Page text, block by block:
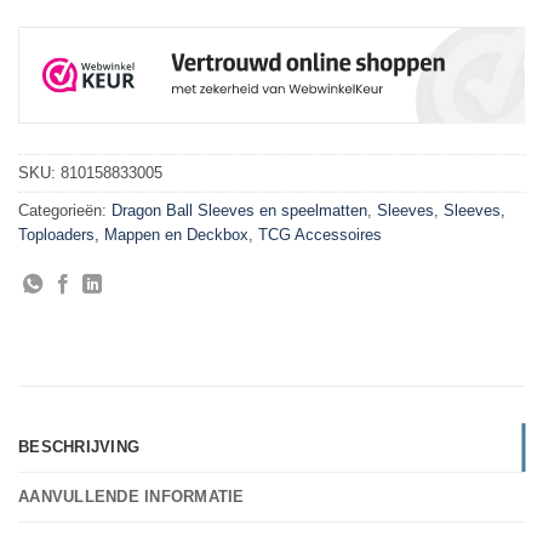
SKU: 810158833005
Categorieën: Dragon Ball Sleeves en speelmatten Sleeves Sleeves,
Toploaders, Mappen en Deckbox TCG Accessoires
BESCHRIJVING
AANVULLENDE INFORMATIE